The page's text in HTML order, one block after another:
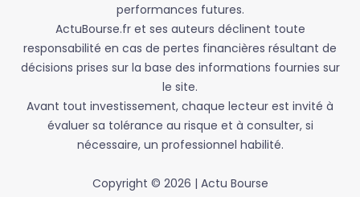
performances futures.
ActuBourse.fr et ses auteurs déclinent toute
responsabilité en cas de pertes financières résultant de
décisions prises sur la base des informations fournies sur
le site.
Avant tout investissement, chaque lecteur est invité à
évaluer sa tolérance au risque et à consulter, si
nécessaire, un professionnel habilité.
Copyright © 2026 | Actu Bourse